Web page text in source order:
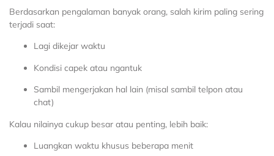
Berdasarkan pengalaman banyak orang, salah kirim paling sering
terjadi saat:
Lagi dikejar waktu
Kondisi capek atau ngantuk
Sambil mengerjakan hal lain (misal sambil telpon atau
chat)
Kalau nilainya cukup besar atau penting, lebih baik:
Luangkan waktu khusus beberapa menit